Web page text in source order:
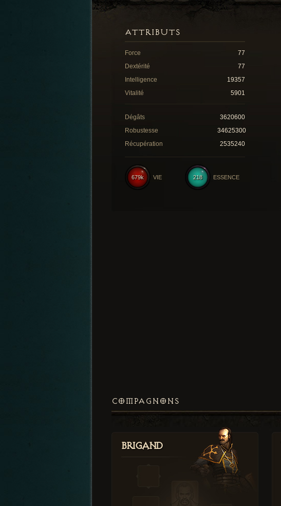
ATTRIBUTS
Force
77
Dextérité
77
Intelligence
19357
Vitalité
5901
Dégâts
3620600
Robustesse
34625300
Récupération
2535240
218 ESSENCE
679k VIE
COMPAGNONS
Brigand